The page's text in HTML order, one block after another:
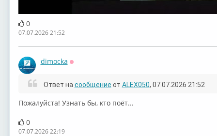
0
07.07.2026 21:52
dimocka
Ответ на сообщение от ALEX050, 07.07.2026 21:52
Пожалуйста! Узнать бы, кто поёт...
0
07.07.2026 22:19